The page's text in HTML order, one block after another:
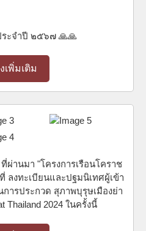
ระจำปี ๒๕๖๗ 🙏🙏
เพิ่มเติม
ผ่านมา "โครงการเรือนโคราช
ลงทะเบียนและปฐมนิเทศผู้เข้า
ารประกวด สุภาพบุรุษเมืองย่า
Thailand 2024 ในครั้งนี้